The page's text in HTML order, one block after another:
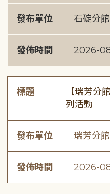
發布單位 石碇分館
發佈時間 2026-
標題
【瑞芳分
列活動
發布單位 瑞芳分館
發佈時間 2026-